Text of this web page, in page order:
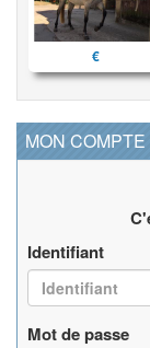
€
MON COMPTE
Identifiant
Mot de passe